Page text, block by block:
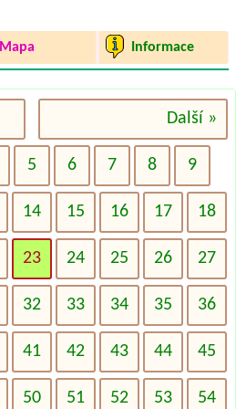
Mapa Informace
Další »
5 6 7 8 9
14 15 16 17 18
23 24 25 26 27
32 33 34 35 36
41 42 43 44 45
50 51 52 53 54